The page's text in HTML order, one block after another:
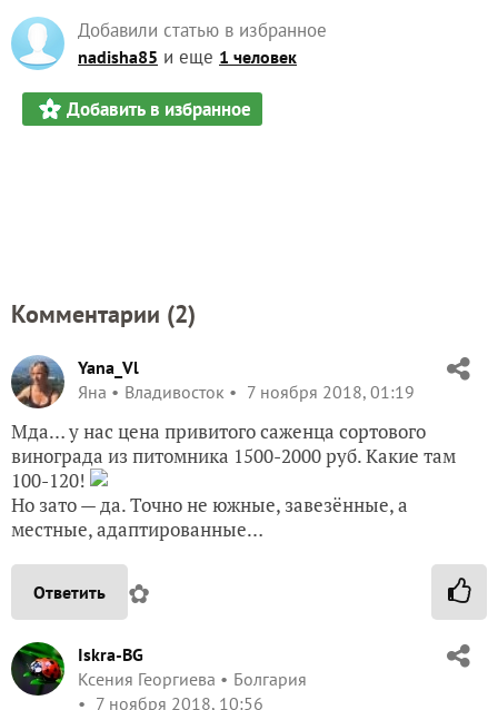
Добавили статью в избранное
nadisha85 и еще 1 человек
Добавить в избранное
Комментарии (2)
Yana_Vl
Яна
Владивосток 7 ноября 2018, 01:19
Мда… у нас цена привитого саженца сортового
винограда из питомника 1500-2000 руб. Какие там
100-120!
Но зато — да. Точно не южные, завезённые, а
местные, адаптированные…
Ответить ✿
Iskra-BG
Ксения Георгиева
Болгария
7 ноября 2018, 10:56